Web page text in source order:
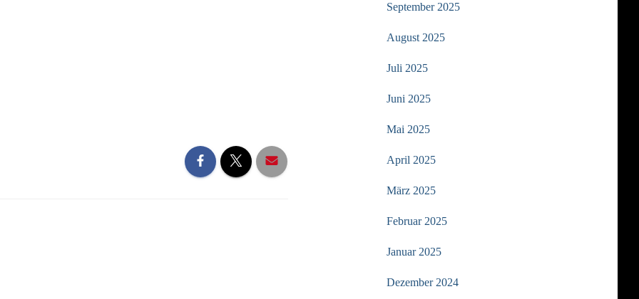
September 2025
August 2025
Juli 2025
Juni 2025
Mai 2025
April 2025
März 2025
Februar 2025
Januar 2025
Dezember 2024